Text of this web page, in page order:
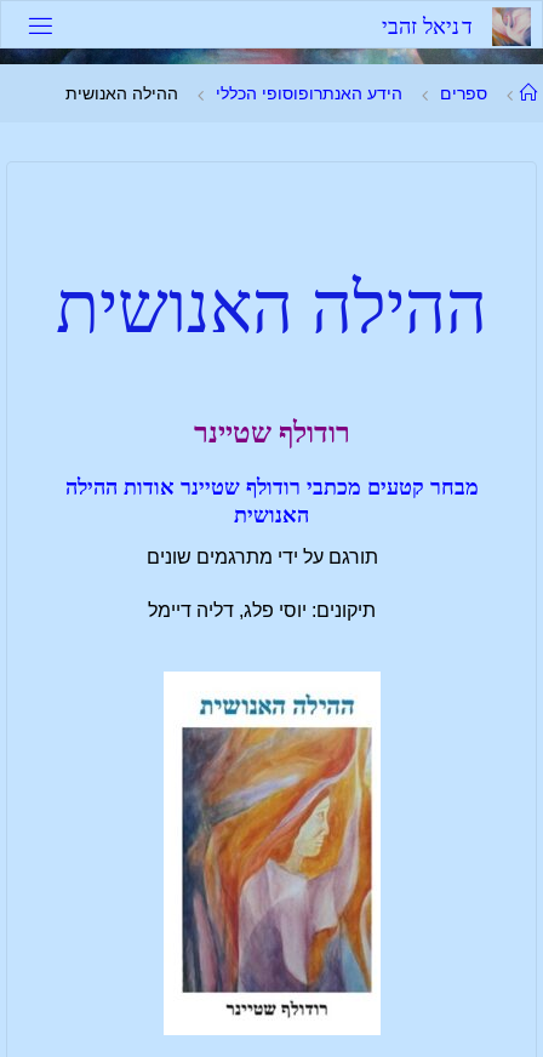
דניאל זהבי
ספרים הידע האנתרופוסופי הכללי ההילה האנושית
ההילה האנושית
רודולף שטיינר
מבחר קטעים מכתבי רודולף שטיינר אודות ההילה
האנושית
תורגם על ידי מתרגמים שונים
תיקונים: יוסי פלג, דליה דיימל